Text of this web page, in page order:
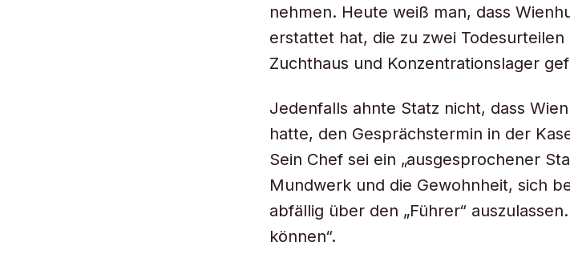
nehmen. Heute weiß man, dass
erstattet hat, die zu zwei
Zuchthaus und Konzentrationslager
Jedenfalls ahnte Statz nicht, dass
hatte, den Gesprächstermin in der
Sein Chef sei ein „ausgesprochener
Mundwerk und die Gewohnheit, sich
abfällig über den „Führer“
können“.